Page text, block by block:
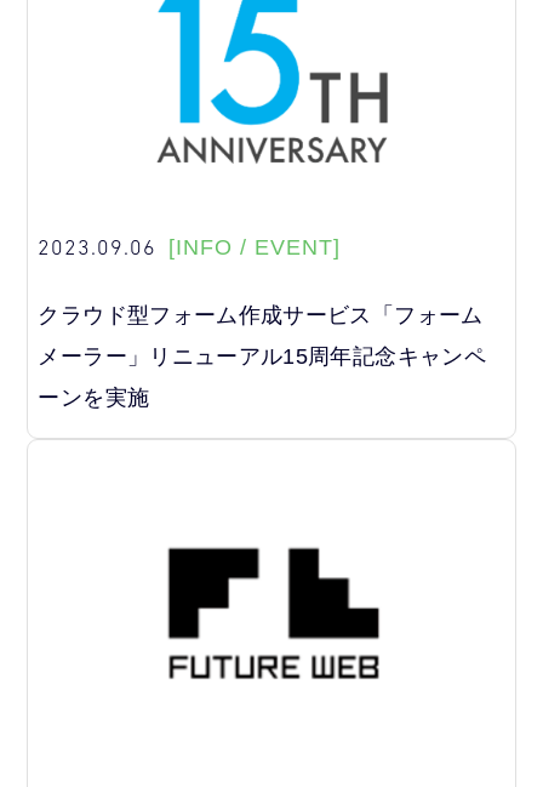
2023.09.06 [INFO / EVENT]
クラウド型フォーム作成サービス「フォーム
メーラー」リニューアル15周年記念キャンペ
ーンを実施